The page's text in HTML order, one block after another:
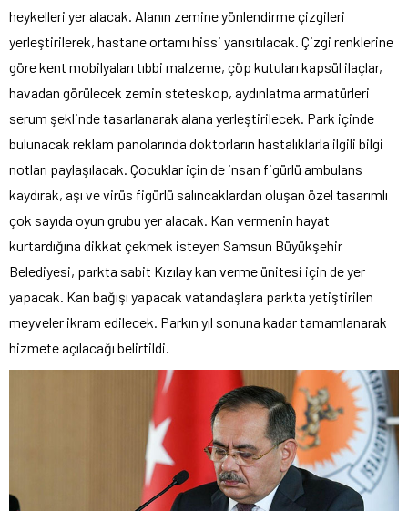
heykelleri yer alacak. Alanın zemine yönlendirme çizgileri
yerleştirilerek, hastane ortamı hissi yansıtılacak. Çizgi renklerine
göre kent mobilyaları tıbbi malzeme, çöp kutuları kapsül ilaçlar,
havadan görülecek zemin steteskop, aydınlatma armatürleri
serum şeklinde tasarlanarak alana yerleştirilecek. Park içinde
bulunacak reklam panolarında doktorların hastalıklarla ilgili bilgi
notları paylaşılacak. Çocuklar için de insan figürlü ambulans
kaydırak, aşı ve virüs figürlü salıncaklardan oluşan özel tasarımlı
çok sayıda oyun grubu yer alacak. Kan vermenin hayat
kurtardığına dikkat çekmek isteyen Samsun Büyükşehir
Belediyesi, parkta sabit Kızılay kan verme ünitesi için de yer
yapacak. Kan bağışı yapacak vatandaşlara parkta yetiştirilen
meyveler ikram edilecek. Parkın yıl sonuna kadar tamamlanarak
hizmete açılacağı belirtildi.